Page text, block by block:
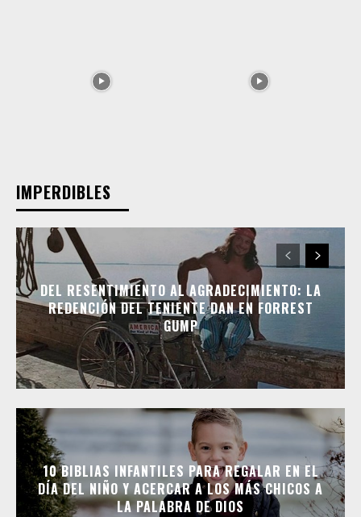
IMPERDIBLES
DEL RESENTIMIENTO AL AGRADECIMIENTO: LA
REDENCIÓN DEL TENIENTE DAN EN FORREST
GUMP
10 BIBLIAS INFANTILES PARA REGALAR EN EL
DÍA DEL NIÑO Y ACERCAR A LOS MÁS CHICOS A
LA PALABRA DE DIOS